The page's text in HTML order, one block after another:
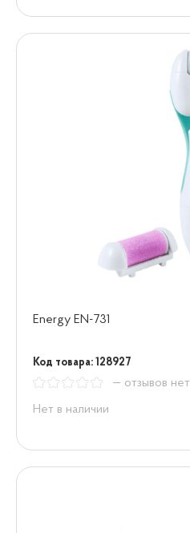
Energy EN-731
Код товара: 128927
— отзывов нет
Нет в наличии